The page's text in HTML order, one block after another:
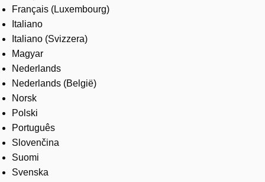
Français (Luxembourg)
Italiano
Italiano (Svizzera)
Magyar
Nederlands
Nederlands (België)
Norsk
Polski
Português
Slovenčina
Suomi
Svenska